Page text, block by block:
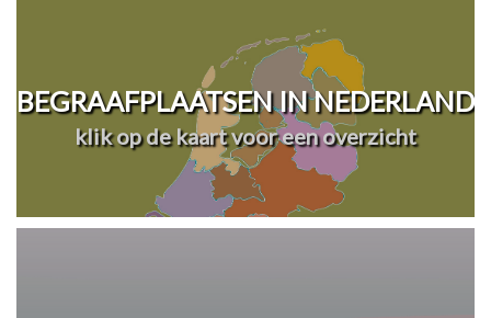
BEGRAAFPLAATSEN IN NEDERLAND
klik op de kaart voor een overzicht